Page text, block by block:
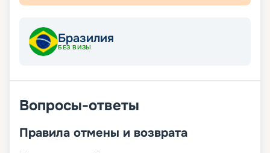
Бразилия
БЕЗ ВИЗЫ
Вопросы-ответы
Правила отмены и возврата